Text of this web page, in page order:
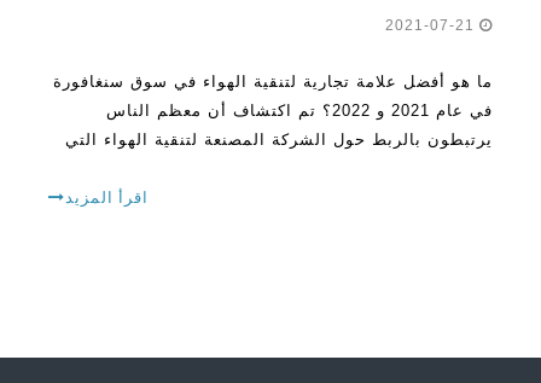
ما هو أفضل علامة تجارية لتنقية الهواء في سوق سنغافورة
في عام 2021 و 2022؟ تم اكتشاف أن معظم الناس
يرتبطون بالربط حول الشركة المصنعة لتنقية الهواء التي
العلامات التجارية للشراء، تحتاج إلى فهم حقيقة أن الكثير
اقرأ المزيد